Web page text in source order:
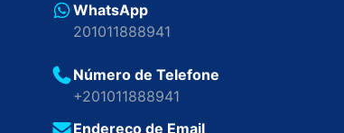
WhatsApp
201011888941
Número de Telefone
+201011888941
Endereço de Email